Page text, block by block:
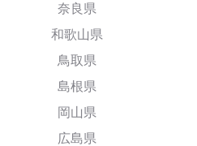
奈良県
和歌山県
鳥取県
島根県
岡山県
広島県